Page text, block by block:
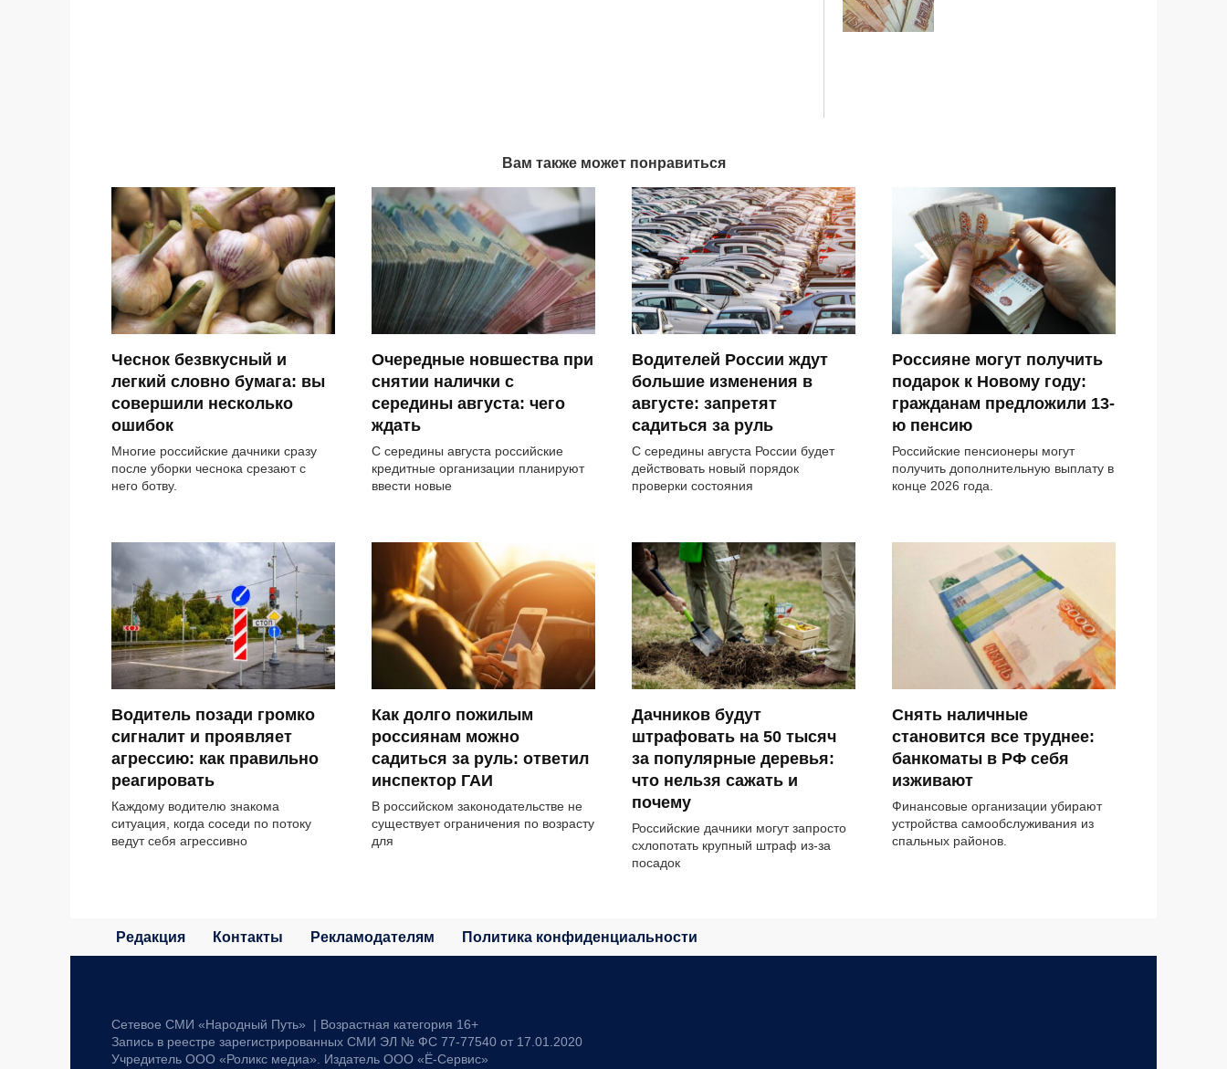
Вам также может понравиться
Чеснок безвкусный и
легкий словно бумага: вы
совершили несколько
ошибок
Многие российские дачники сразу
после уборки чеснока срезают с
него ботву.
Очередные новшества при
снятии налички с
середины августа: чего
ждать
С середины августа российские
кредитные организации планируют
ввести новые
Водителей России ждут
большие изменения в
августе: запретят
садиться за руль
С середины августа России будет
действовать новый порядок
проверки состояния
Россияне могут получить
подарок к Новому году:
гражданам предложили 13-
ю пенсию
Российские пенсионеры могут
получить дополнительную выплату в
конце 2026 года.
Водитель позади громко
сигналит и проявляет
агрессию: как правильно
реагировать
Каждому водителю знакома
ситуация, когда соседи по потоку
ведут себя агрессивно
Как долго пожилым
россиянам можно
садиться за руль: ответил
инспектор ГАИ
В российском законодательстве не
существует ограничения по возрасту
для
Дачников будут
штрафовать на 50 тысяч
за популярные деревья:
что нельзя сажать и
почему
Российские дачники могут запросто
схлопотать крупный штраф из-за
посадок
Снять наличные
становится все труднее:
банкоматы в РФ себя
изживают
Финансовые организации убирают
устройства самообслуживания из
спальных районов.
Редакция Контакты Рекламодателям Политика конфиденциальности
Сетевое СМИ «Народный Путь» | Возрастная категория 16+
Запись в реестре зарегистрированных СМИ ЭЛ № ФС 77-77540 от 17.01.2020
Учредитель ООО «Роликс медиа». Издатель ООО «Ё-Сервис»